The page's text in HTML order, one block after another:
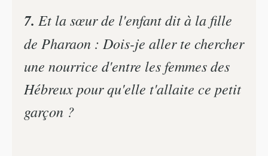
7. Et la sœur de l'enfant dit à la fille
de Pharaon : Dois-je aller te chercher
une nourrice d'entre les femmes des
Hébreux pour qu'elle t'allaite ce petit
garçon ?